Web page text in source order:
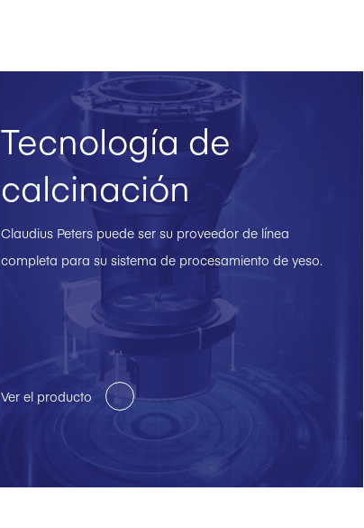
Tecnología de
calcinación
Claudius Peters puede ser su proveedor de línea
completa para su sistema de procesamiento de yeso.
Ver el producto